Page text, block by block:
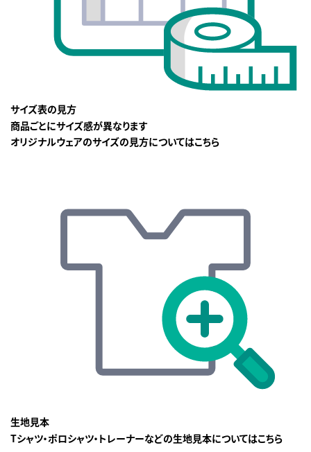
サイズ表の見方
商品ごとにサイズ感が異なります
オリジナルウェアのサイズの見方についてはこちら
生地見本
Tシャツ・ポロシャツ・トレーナーなどの生地見本についてはこちら